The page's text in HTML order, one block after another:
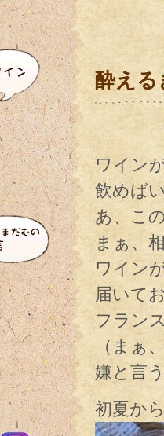
酔える
ワイン
飲めば
あ、こ
まぁ、
ワイン
届いて
フラン
（まぁ
嫌と言
初夏か